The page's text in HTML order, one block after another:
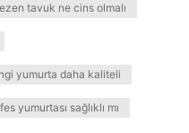
tavuk ne cins olmalı
yumurta daha kaliteli
yumurtası sağlıklı mı